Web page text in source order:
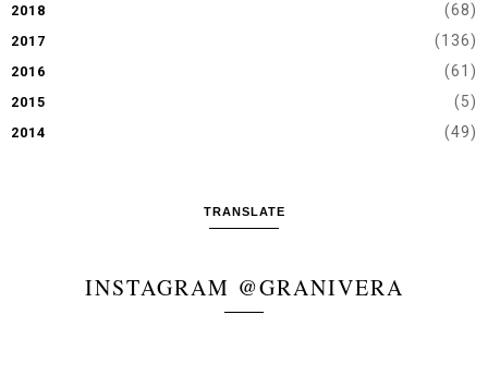
2018 (68)
2017 (136)
2016 (61)
2015 (5)
2014 (49)
TRANSLATE
INSTAGRAM @GRANIVERA